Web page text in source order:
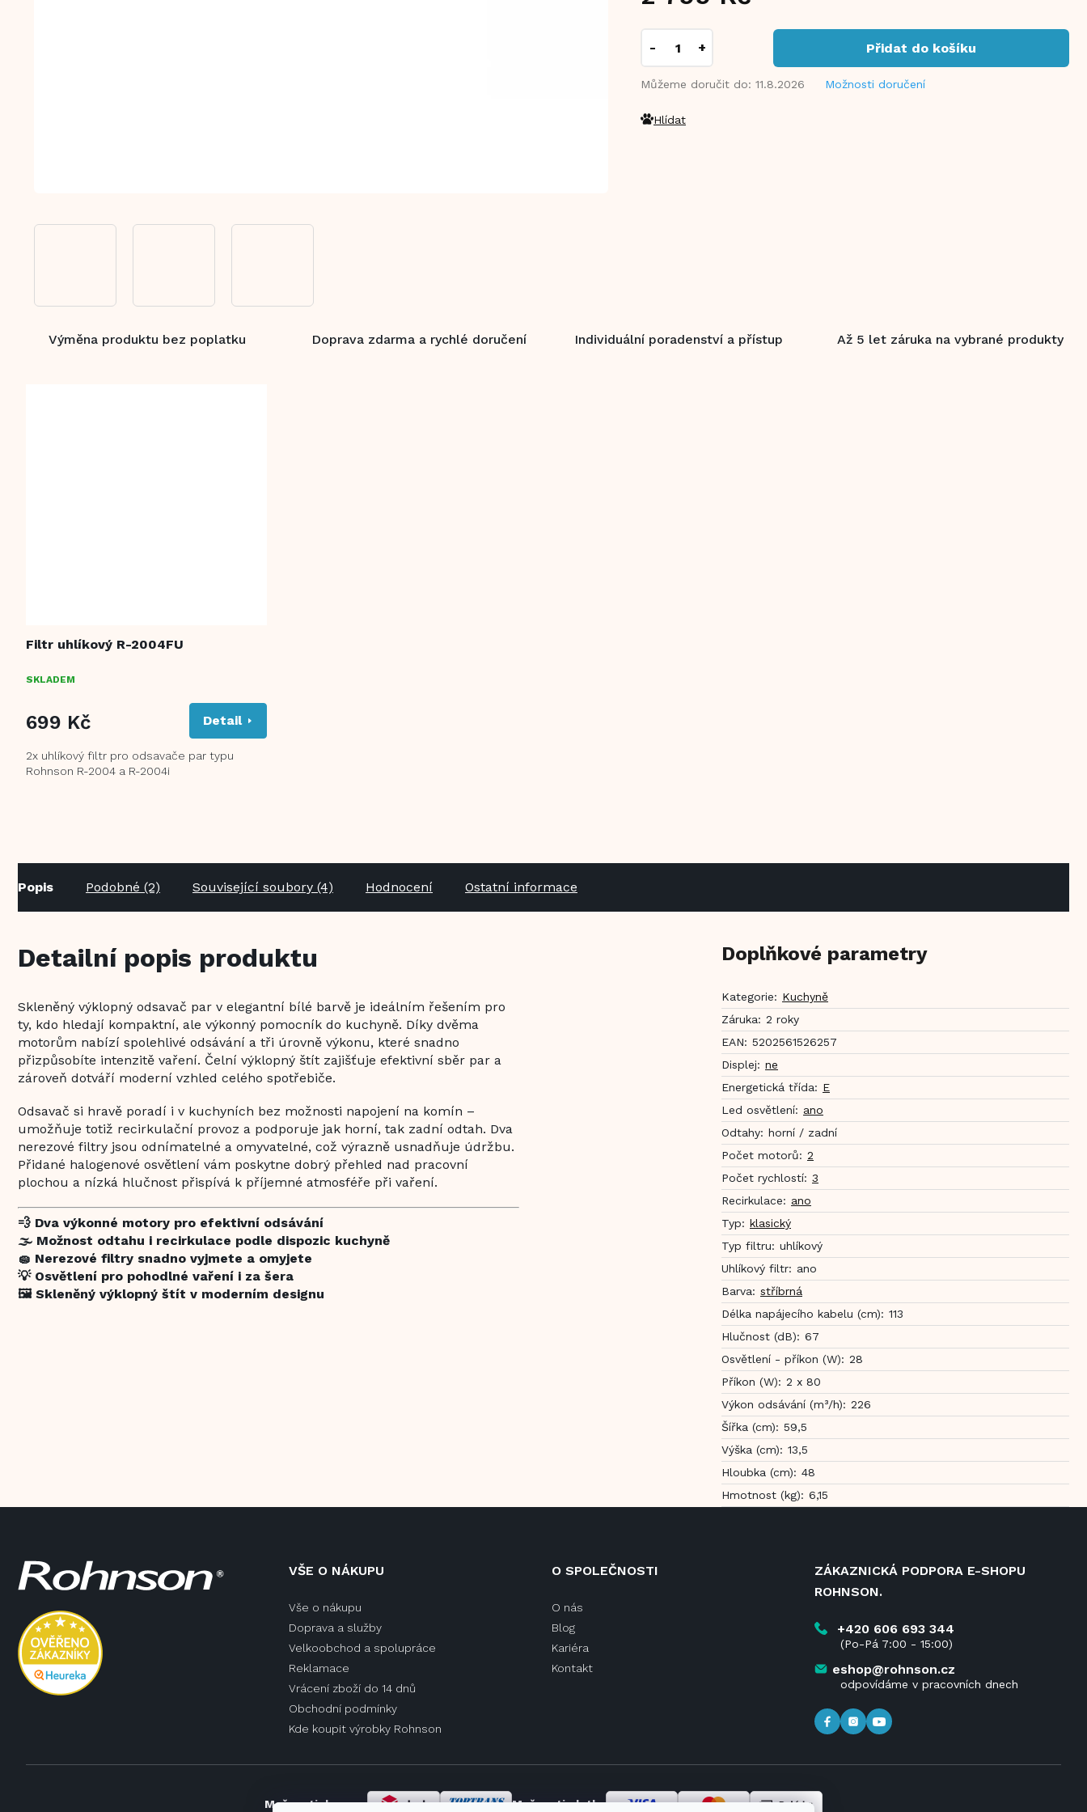
Můžeme doručit do: 11.8.2026 Možnosti doručení
Přidat do košíku
Hlídat
Výměna produktu bez poplatku Doprava zdarma a rychlé doručení Individuální poradenství a přístup Až 5 let záruka na vybrané produkty
Filtr uhlíkový R-2004FU
SKLADEM
699 Kč Detail
2x uhlíkový filtr pro odsavače par typu
Rohnson R-2004 a R-2004i
Popis Podobné (2) Související soubory (4) Hodnocení Ostatní informace
Detailní popis produktu
Skleněný výklopný odsavač par v elegantní bílé barvě je ideálním řešením pro
ty, kdo hledají kompaktní, ale výkonný pomocník do kuchyně. Díky dvěma
motorům nabízí spolehlivé odsávání a tři úrovně výkonu, které snadno
přizpůsobíte intenzitě vaření. Čelní výklopný štít zajišťuje efektivní sběr par a
zároveň dotváří moderní vzhled celého spotřebiče.
Odsavač si hravě poradí i v kuchyních bez možnosti napojení na komín –
umožňuje totiž recirkulační provoz a podporuje jak horní, tak zadní odtah. Dva
nerezové filtry jsou odnímatelné a omyvatelné, což výrazně usnadňuje údržbu.
Přidané halogenové osvětlení vám poskytne dobrý přehled nad pracovní
plochou a nízká hlučnost přispívá k příjemné atmosféře při vaření.
💨 Dva výkonné motory pro efektivní odsávání
🌫️ Možnost odtahu i recirkulace podle dispozic kuchyně
🧽 Nerezové filtry snadno vyjmete a omyjete
💡 Osvětlení pro pohodlné vaření i za šera
🖼️ Skleněný výklopný štít v moderním designu
Doplňkové parametry
Kategorie: Kuchyně
Záruka: 2 roky
EAN: 5202561526257
Displej: ne
Energetická třída: E
Led osvětlení: ano
Odtahy: horní / zadní
Počet motorů: 2
Počet rychlostí: 3
Recirkulace: ano
Typ: klasický
Typ filtru: uhlíkový
Uhlíkový filtr: ano
Barva: stříbrná
Délka napájecího kabelu (cm): 113
Hlučnost (dB): 67
Osvětlení - příkon (W): 28
Příkon (W): 2 x 80
Výkon odsávání (m³/h): 226
Šířka (cm): 59,5
Výška (cm): 13,5
Hloubka (cm): 48
Hmotnost (kg): 6,15
VŠE O NÁKUPU
Vše o nákupu
Doprava a služby
Velkoobchod a spolupráce
Reklamace
Vrácení zboží do 14 dnů
Obchodní podmínky
Kde koupit výrobky Rohnson
O SPOLEČNOSTI
O nás
Blog
Kariéra
Kontakt
ZÁKAZNICKÁ PODPORA E-SHOPU
ROHNSON.
+420 606 693 344
(Po-Pá 7:00 - 15:00)
eshop@rohnson.cz
odpovídáme v pracovních dnech
Možnosti dopravy Možnosti platby